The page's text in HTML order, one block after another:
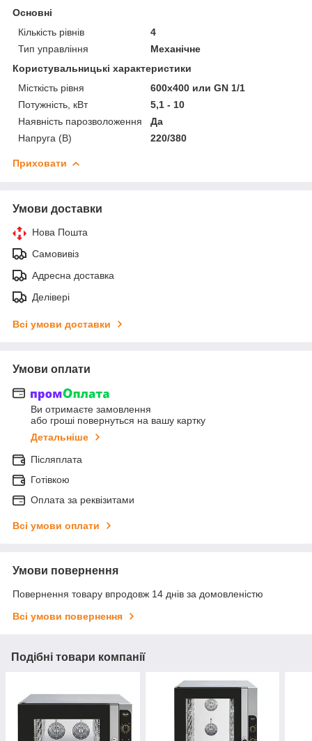
Основні
Кількість рівнів
4
Тип управління
Механічне
Користувальницькі характеристики
Місткість рівня
600х400 или GN 1/1
Потужність, кВт
5,1 - 10
Наявність парозволоження
Да
Напруга (В)
220/380
Приховати
Умови доставки
Нова Пошта
Самовивіз
Адресна доставка
Делівері
Всі умови доставки
Умови оплати
Ви отримаєте замовлення
або гроші повернуться на вашу картку
Детальніше
Післяплата
Готівкою
Оплата за реквізитами
Всі умови оплати
Умови повернення
Повернення товару впродовж 14 днів за домовленістю
Всі умови повернення
Подібні товари компанії